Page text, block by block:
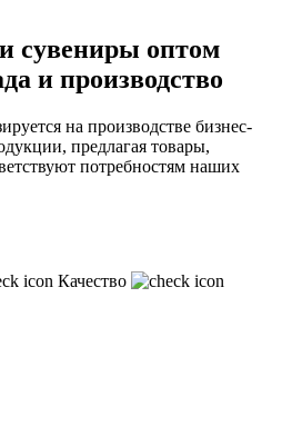
сувениры оптом
и производство
на производстве бизнес-
предлагая товары,
потребностям наших
Качество